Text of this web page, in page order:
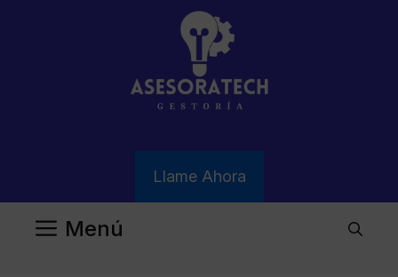
Llame Ahora
Menú